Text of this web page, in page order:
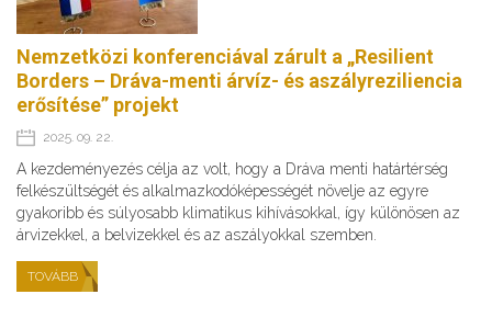
Nemzetközi konferenciával zárult a „Resilient
Borders – Dráva-menti árvíz- és aszályreziliencia
erősítése” projekt
2025. 09. 22.
A kezdeményezés célja az volt, hogy a Dráva menti határtérség
felkészültségét és alkalmazkodóképességét növelje az egyre
gyakoribb és súlyosabb klimatikus kihívásokkal, így különösen az
árvizekkel, a belvizekkel és az aszályokkal szemben.
TOVÁBB